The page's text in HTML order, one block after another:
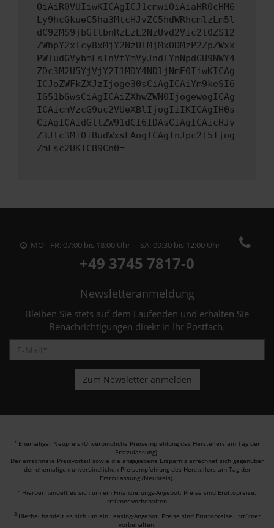
OiAiR0VUIiwKICAgICJ1cmwiOiAiaHR0cHM6
Ly9hcGkueC5ha3MtcHJvZC5hdWRhcmlzLm5l
dC92MS9jbGllbnRzLzE2NzUvd2Vic2l0ZS12
ZWhpY2xlcy8xMjY2NzUlMjMxODMzP2ZpZWxk
PWludGVybmFsTnVtYmVyJndlYnNpdGU9NWY4
ZDc3M2U5YjVjY2I1MDY4NDljNmE0IiwKICAg
ICJoZWFkZXJzIjoge30sCiAgICAiYm9keSI6
IG51bGwsCiAgICAiZXhwZWN0IjogewogICAg
ICAicmVzcG9uc2VUeXBlIjogIiIKICAgIH0s
CiAgICAidGltZW91dCI6IDAsCiAgICAicHJv
Z3Jlc3MiOiBudWxsLAogICAgInJpc2t5Ijog
ZmFsc2UKICB9Cn0=
MO - FR: 07:00 bis 18:00 Uhr | SA: 09:30 bis 12:00 Uhr
+49 3745 7817-0
Newsletteranmeldung
Bleiben Sie stets auf dem Laufenden und erhalten Sie
Benachrichtigungen direkt in Ihr Postfach.
1 Ehemaliger Neupreis (Unverbindliche Preisempfehlung des Herstellers am Tag der
Erstzulassung).
Der errechnete Preisvorteil sowie die angegebene Ersparnis errechnet sich gegenüber
der ehemaligen unverbindlichen Preisempfehlung des Herstellers am Tag der
Erstzulassung (Neupreis).
2 Hierbei handelt es sich um ein Finanzierungs-Angebot. Preise sind Bruttopreise.
Irrtümer vorbehalten.
3 Hierbei handelt es sich um ein Leasing-Angebot. Preise sind Bruttopreise. Irrtümer
vorbehalten.